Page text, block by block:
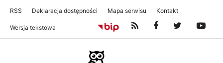
RSS Deklaracja dostępności Mapa serwisu Kontakt
Wersja tekstowa